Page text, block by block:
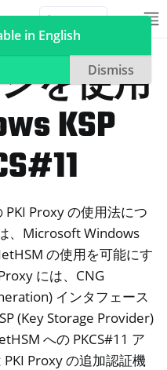
を使用
KSP
Proxy の使用法につ
、Microsoft Windows
の使用を可能にす
には、CNG
インタフェース
(Key Storage Provider)
への PKCS#11 ア
Proxy の追加認証機
in English
Dismiss